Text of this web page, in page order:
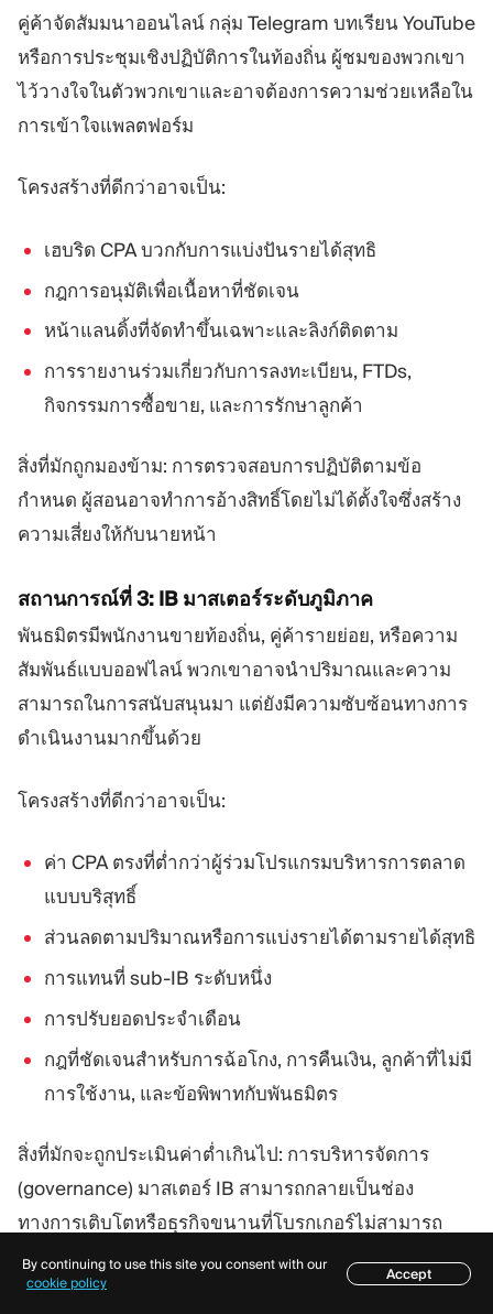
คู่ค้าจัดสัมมนาออนไลน์ กลุ่ม Telegram บทเรียน YouTube
หรือการประชุมเชิงปฏิบัติการในท้องถิ่น ผู้ชมของพวกเขา
ไว้วางใจในตัวพวกเขาและอาจต้องการความช่วยเหลือใน
การเข้าใจแพลตฟอร์ม
โครงสร้างที่ดีกว่าอาจเป็น:
เฮบริด CPA บวกกับการแบ่งปันรายได้สุทธิ
กฎการอนุมัติเพื่อเนื้อหาที่ชัดเจน
หน้าแลนดิ้งที่จัดทำขึ้นเฉพาะและลิงก์ติดตาม
การรายงานร่วมเกี่ยวกับการลงทะเบียน, FTDs,
กิจกรรมการซื้อขาย, และการรักษาลูกค้า
สิ่งที่มักถูกมองข้าม: การตรวจสอบการปฏิบัติตามข้อ
กำหนด ผู้สอนอาจทำการอ้างสิทธิ์โดยไม่ได้ตั้งใจซึ่งสร้าง
ความเสี่ยงให้กับนายหน้า
สถานการณ์ที่ 3: IB มาสเตอร์ระดับภูมิภาค
พันธมิตรมีพนักงานขายท้องถิ่น, คู่ค้ารายย่อย, หรือความ
สัมพันธ์แบบออฟไลน์ พวกเขาอาจนำปริมาณและความ
สามารถในการสนับสนุนมา แต่ยังมีความซับซ้อนทางการ
ดำเนินงานมากขึ้นด้วย
โครงสร้างที่ดีกว่าอาจเป็น:
ค่า CPA ตรงที่ต่ำกว่าผู้ร่วมโปรแกรมบริหารการตลาด
แบบบริสุทธิ์
ส่วนลดตามปริมาณหรือการแบ่งรายได้ตามรายได้สุทธิ
การแทนที่ sub-IB ระดับหนึ่ง
การปรับยอดประจำเดือน
กฎที่ชัดเจนสำหรับการฉ้อโกง, การคืนเงิน, ลูกค้าที่ไม่มี
การใช้งาน, และข้อพิพาทกับพันธมิตร
สิ่งที่มักจะถูกประเมินค่าต่ำเกินไป: การบริหารจัดการ
(governance) มาสเตอร์ IB สามารถกลายเป็นช่อง
ทางการเติบโตหรือธุรกิจขนานที่โบรกเกอร์ไม่สามารถ
ควบคุมได้อีกต่อไป
สารบัญ
By continuing to use this site you consent with our
cookie policy
Accept